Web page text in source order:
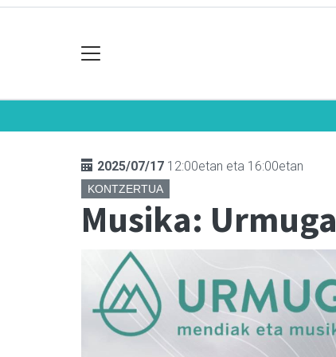
2025/07/17 12:00etan eta 16:00etan
KONTZERTUA
Musika: Urmuga